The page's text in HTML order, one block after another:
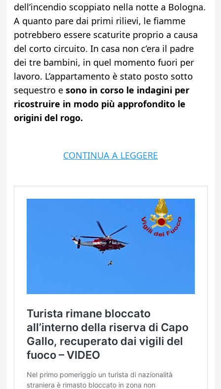
dell’incendio scoppiato nella notte a Bologna.
A quanto pare dai primi rilievi, le fiamme
potrebbero essere scaturite proprio a causa
del corto circuito. In casa non c’era il padre
dei tre bambini, in quel momento fuori per
lavoro. L’appartamento è stato posto sotto
sequestro e sono in corso le indagini per
ricostruire in modo più approfondito le
origini del rogo.
CONTINUA A LEGGERE